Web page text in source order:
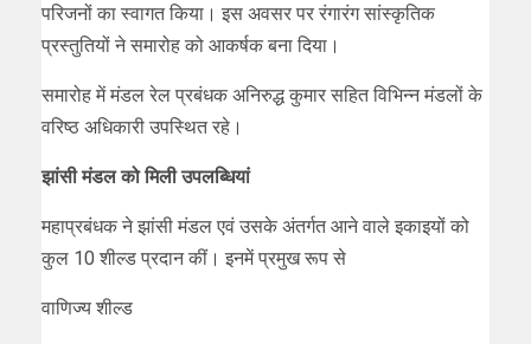
परिजनों का स्वागत किया। इस अवसर पर रंगारंग सांस्कृतिक
प्रस्तुतियों ने समारोह को आकर्षक बना दिया।
समारोह में मंडल रेल प्रबंधक अनिरुद्ध कुमार सहित विभिन्न मंडलों के
वरिष्ठ अधिकारी उपस्थित रहे।
झांसी मंडल को मिली उपलब्धियां
महाप्रबंधक ने झांसी मंडल एवं उसके अंतर्गत आने वाले इकाइयों को
कुल 10 शील्ड प्रदान कीं। इनमें प्रमुख रूप से
वाणिज्य शील्ड